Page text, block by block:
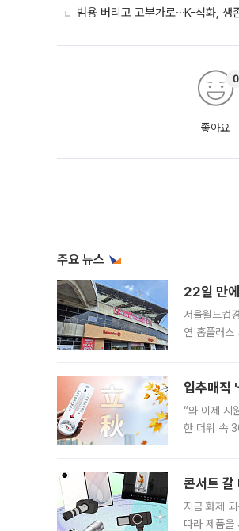
범용 버리고 고부가로⋯K-석화, 생
좋아요
0
주요 뉴스
22일 만
서울월드컵
연 홈플러스
입추매직
“와 이제 시
한 더위 속
콘서트
지금 화제
따라 제품을